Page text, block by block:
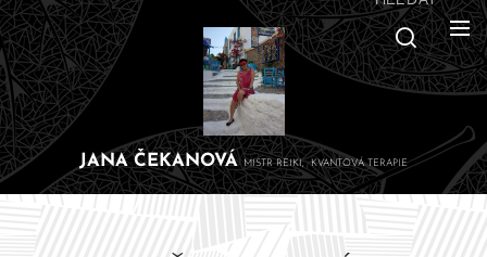
JANAČEKANOVÁ MISTR REIKI, KVANTOVÁ TERAPIE